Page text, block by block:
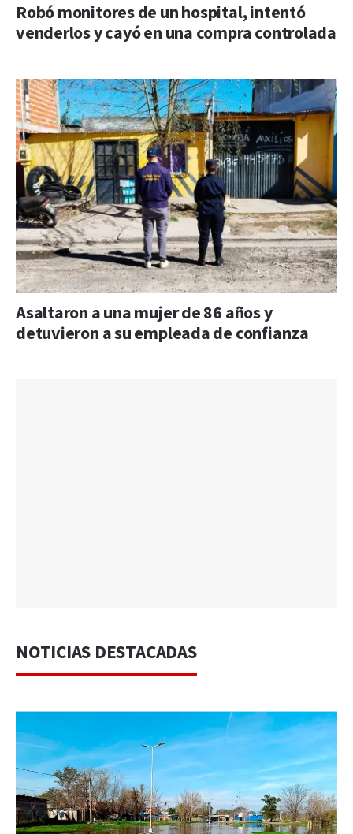
Robó monitores de un hospital, intentó
venderlos y cayó en una compra controlada
Asaltaron a una mujer de 86 años y
detuvieron a su empleada de confianza
NOTICIAS DESTACADAS